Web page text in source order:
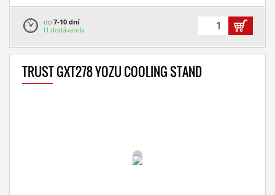
do 7-10 dní
U dodávateľa
TRUST GXT278 YOZU COOLING STAND